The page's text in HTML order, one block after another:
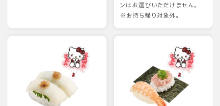
ンはお選びいただけません。
※お持ち帰り対象外。